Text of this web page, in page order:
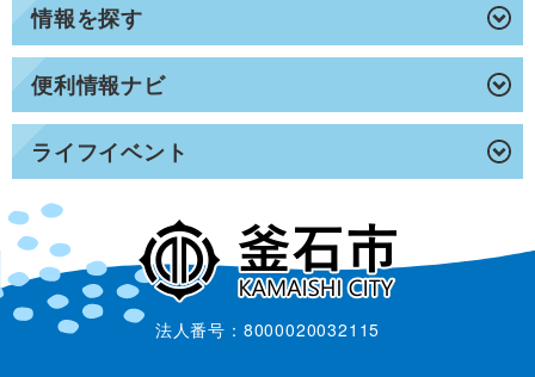
情報を探す
便利情報ナビ
ライフイベント
法人番号：8000020032115